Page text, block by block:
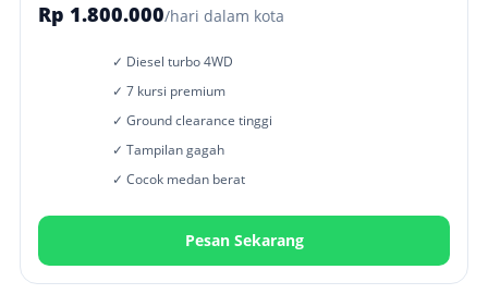
Rp 1.800.000/hari dalam kota
✓ Diesel turbo 4WD
✓ 7 kursi premium
✓ Ground clearance tinggi
✓ Tampilan gagah
✓ Cocok medan berat
Pesan Sekarang